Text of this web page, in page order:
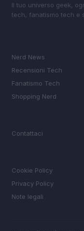
Il tuo universo geek,
tech, fanatismo tech e
Nerd News
Recensioni Tech
Fanatismo Tech
Shopping Nerd
Contattaci
Cookie Policy
Privacy Policy
Note legali